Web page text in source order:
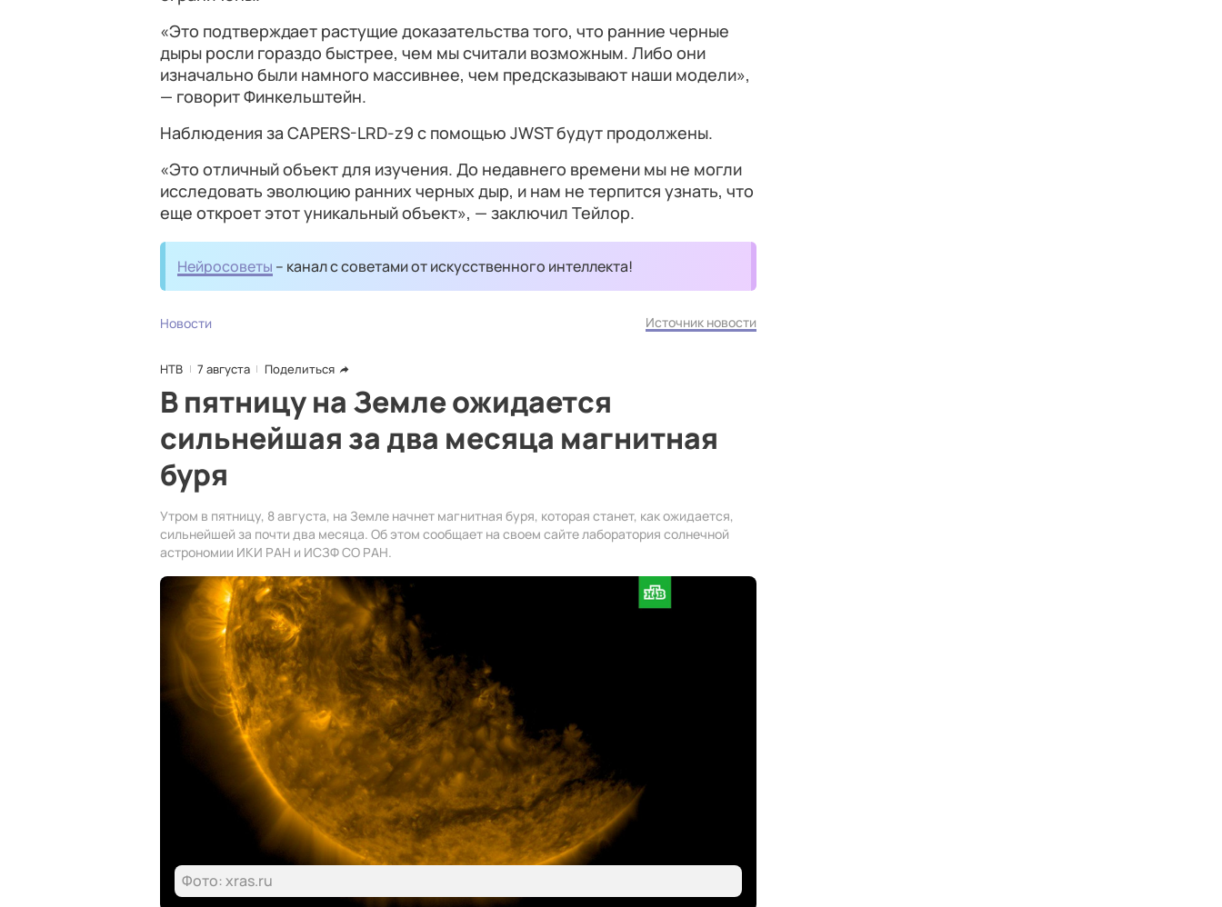
«Это подтверждает растущие доказательства того, что ранние черные
дыры росли гораздо быстрее, чем мы считали возможным. Либо они
изначально были намного массивнее, чем предсказывают наши модели»,
— говорит Финкельштейн.
Наблюдения за CAPERS-LRD-z9 с помощью JWST будут продолжены.
«Это отличный объект для изучения. До недавнего времени мы не могли
исследовать эволюцию ранних черных дыр, и нам не терпится узнать, что
еще откроет этот уникальный объект», — заключил Тейлор.
Нейросоветы – канал с советами от искусственного интеллекта!
Новости Источник новости
НТВ 7 августа Поделиться
В пятницу на Земле ожидается
сильнейшая за два месяца магнитная
буря
Утром в пятницу, 8 августа, на Земле начнет магнитная буря, которая станет, как ожидается,
сильнейшей за почти два месяца. Об этом сообщает на своем сайте лаборатория солнечной
астрономии ИКИ РАН и ИСЗФ СО РАН.
Фото: xras.ru